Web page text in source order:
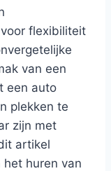
flexibiliteit
van een
een auto
plekken te
zijn met
artikel
huren van